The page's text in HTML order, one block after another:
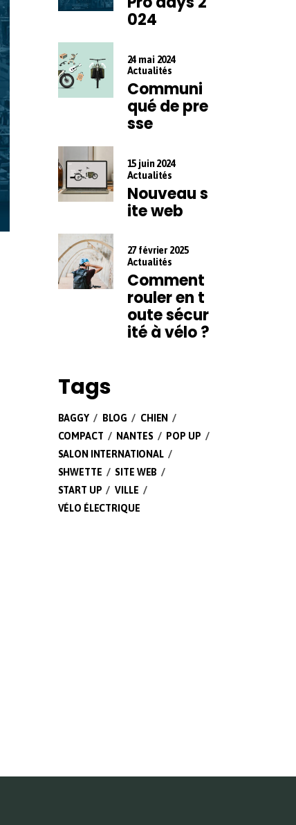
024
24 mai 2024
Actualités
Communi
qué de pre
sse
15 juin 2024
Actualités
Nouveau s
ite web
27 février 2025
Actualités
Comment
rouler en t
oute sécur
ité à vélo ?
Tags
BAGGY BLOG
CHIEN
COMPACT
NANTES
POP UP
SALON INTERNATIONAL
SHWETTE
SITE WEB
START UP
VILLE
VÉLO ÉLECTRIQUE